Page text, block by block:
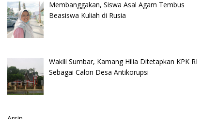
Membanggakan, Siswa Asal Agam Tembus
Beasiswa Kuliah di Rusia
Wakili Sumbar, Kamang Hilia Ditetapkan KPK RI
Sebagai Calon Desa Antikorupsi